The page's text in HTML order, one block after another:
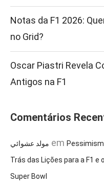
Notas da F1 2026:
no Grid?
Oscar Piastri Revela
Antigos na F1
Comentários
مولد عشوائي em
Trás das Lições para a F1 e
Super Bowl